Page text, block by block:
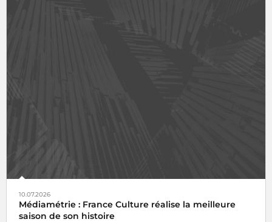
10.07.2026
Médiamétrie : France Culture réalise la meilleure
saison de son histoire